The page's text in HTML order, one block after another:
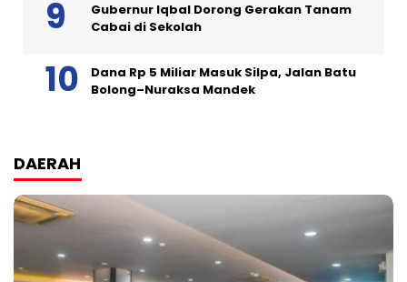
Gubernur Iqbal Dorong Gerakan Tanam
Cabai di Sekolah
Dana Rp 5 Miliar Masuk Silpa, Jalan Batu
Bolong–Nuraksa Mandek
DAERAH